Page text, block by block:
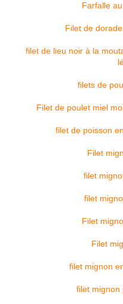
Farfalle
Filet de
filet de lieu noir à la
filets de
Filet de poulet miel
filet de poisson
Filet
filet
filet
Filet
Filet
filet mignon
filet mignon